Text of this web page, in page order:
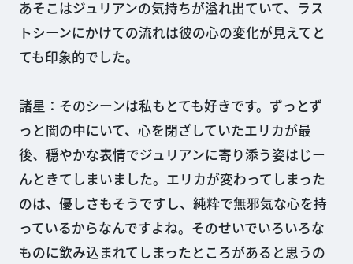
あそこはジュリアンの気持ちが溢れ出ていて、ラス
トシーンにかけての流れは彼の心の変化が見えてと
ても印象的でした。
諸星：そのシーンは私もとても好きです。ずっとず
っと闇の中にいて、心を閉ざしていたエリカが最
後、穏やかな表情でジュリアンに寄り添う姿はじー
んときてしまいました。エリカが変わってしまった
のは、優しさもそうですし、純粋で無邪気な心を持
っているからなんですよね。そのせいでいろいろな
ものに飲み込まれてしまったところがあると思うの